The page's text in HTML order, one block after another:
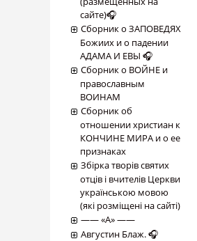
сайте)🎧
Сборник о ЗАПОВЕДЯХ
Божиих и о падении
АДАМА И ЕВЫ 🎧
Сборник о ВОЙНЕ и
православным
ВОИНАМ
Сборник об
отношении христиан к
КОНЧИНЕ МИРА и о ее
признаках
Збірка творів святих
отців і вчителів Церкви
українською мовою
(які розміщені на сайті)
―― «А» ――
Августин Блаж. 🎧